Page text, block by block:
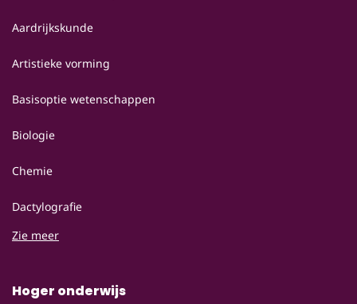
Aardrijkskunde
Artistieke vorming
Basisoptie wetenschappen
Biologie
Chemie
Dactylografie
Zie meer
Hoger onderwijs